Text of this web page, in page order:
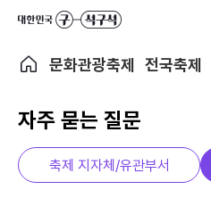
문화관광축제 전국축제
자주 묻는 질문
축제 지자체/유관부서